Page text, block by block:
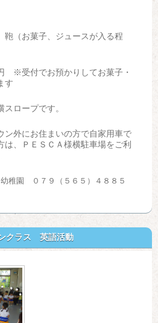
（お菓子、ジュースが入る程
※受付でお預かりしてお菓子・
す
ロープです。
お住まいの方で自家用車で
は、ＰＥＳＣＡ様横駐車場をご利
園 ０７９（５６５）４８８５
クラス 英語活動